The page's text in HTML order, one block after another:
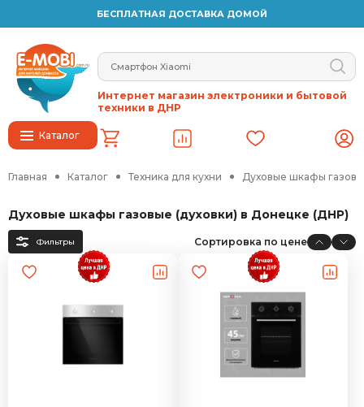
БЕСПЛАТНАЯ ДОСТАВКА ДОМОЙ
Каталог
Интернет магазин электроники и бытовой
техники в ДНР
Главная Каталог Техника для кухни Духовые шкафы
Духовые шкафы газовые (духовки) в Донецке (ДНР)
Фильтры Сортировка по цене